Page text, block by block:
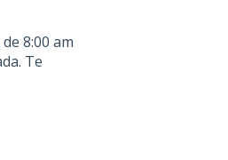
8:00 am
Te